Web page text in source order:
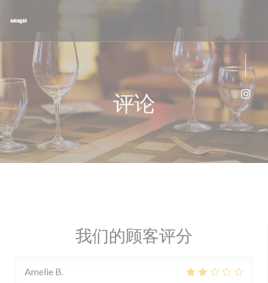
评论
我们的顾客评分
Amelie B